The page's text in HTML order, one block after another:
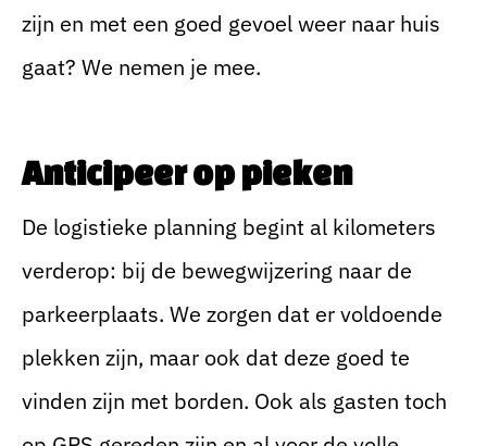
zijn en met een goed gevoel weer naar huis
gaat? We nemen je mee.
Anticipeer op pieken
De logistieke planning begint al kilometers
verderop: bij de bewegwijzering naar de
parkeerplaats. We zorgen dat er voldoende
plekken zijn, maar ook dat deze goed te
vinden zijn met borden. Ook als gasten toch